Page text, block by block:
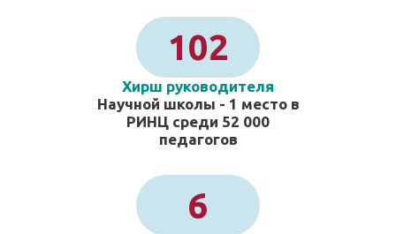
102
Хирш руководителя
Научной школы - 1 место в
РИНЦ среди 52 000
педагогов
6